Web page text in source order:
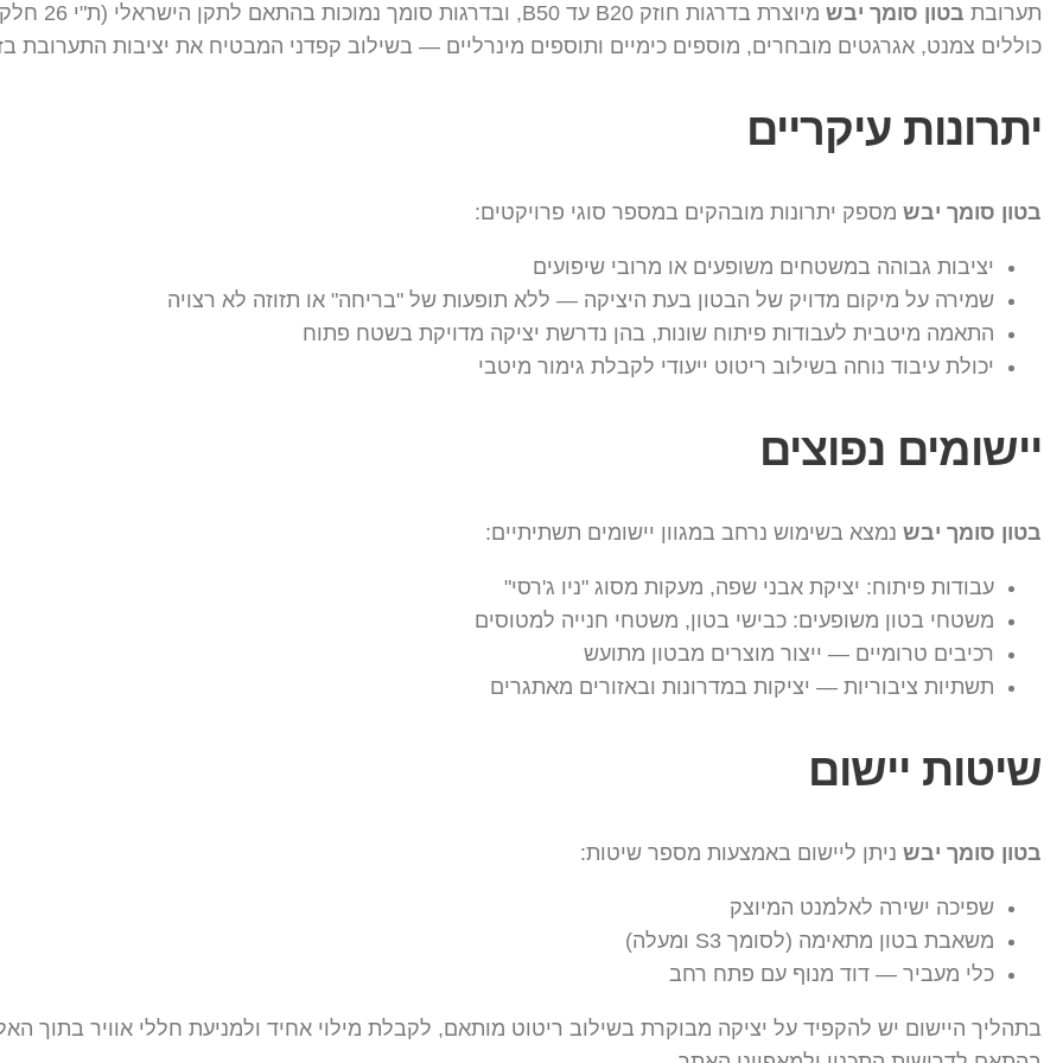
תערובת בטון סומך יבש
כוללים צמנט, אגרגטים מובחרים, מוספים כימיים ותוספים מינרליים — בשילוב קפדני המבטיח את יציבות התערובת
יתרונות עיקריים
בטון סומך יבש מספק יתרונות מובהקים במספר סוגי פרויקטים:
יציבות גבוהה במשטחים משופעים או מרובי שיפועים
שמירה על מיקום מדויק של הבטון בעת היציקה — ללא תופעות של "בריחה" או תזוזה לא רצויה
התאמה מיטבית לעבודות פיתוח שונות, בהן נדרשת יציקה מדויקת בשטח פתוח
יכולת עיבוד נוחה בשילוב ריטוט ייעודי לקבלת גימור מיטבי
יישומים נפוצים
בטון סומך יבש נמצא בשימוש נרחב במגוון יישומים תשתיתיים:
עבודות פיתוח: יציקת אבני שפה, מעקות מסוג "ניו ג'רסי"
משטחי בטון משופעים: כבישי בטון, משטחי חנייה למטוסים
רכיבים טרומיים — ייצור מוצרים מבטון מתועש
תשתיות ציבוריות — יציקות במדרונות ובאזורים מאתגרים
שיטות יישום
בטון סומך יבש ניתן ליישום באמצעות מספר שיטות:
שפיכה ישירה לאלמנט המיוצק
משאבת בטון מתאימה (לסומך S3 ומעלה)
כלי מעביר — דוד מנוף עם פתח רחב
בתהליך היישום יש להקפיד על יציקה מבוקרת בשילוב ריטוט מותאם, לקבלת מילוי אחיד ולמניעת חללי אוויר